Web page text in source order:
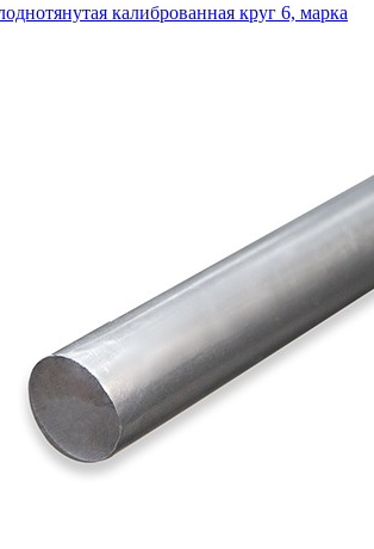
калиброванная круг 6, марка